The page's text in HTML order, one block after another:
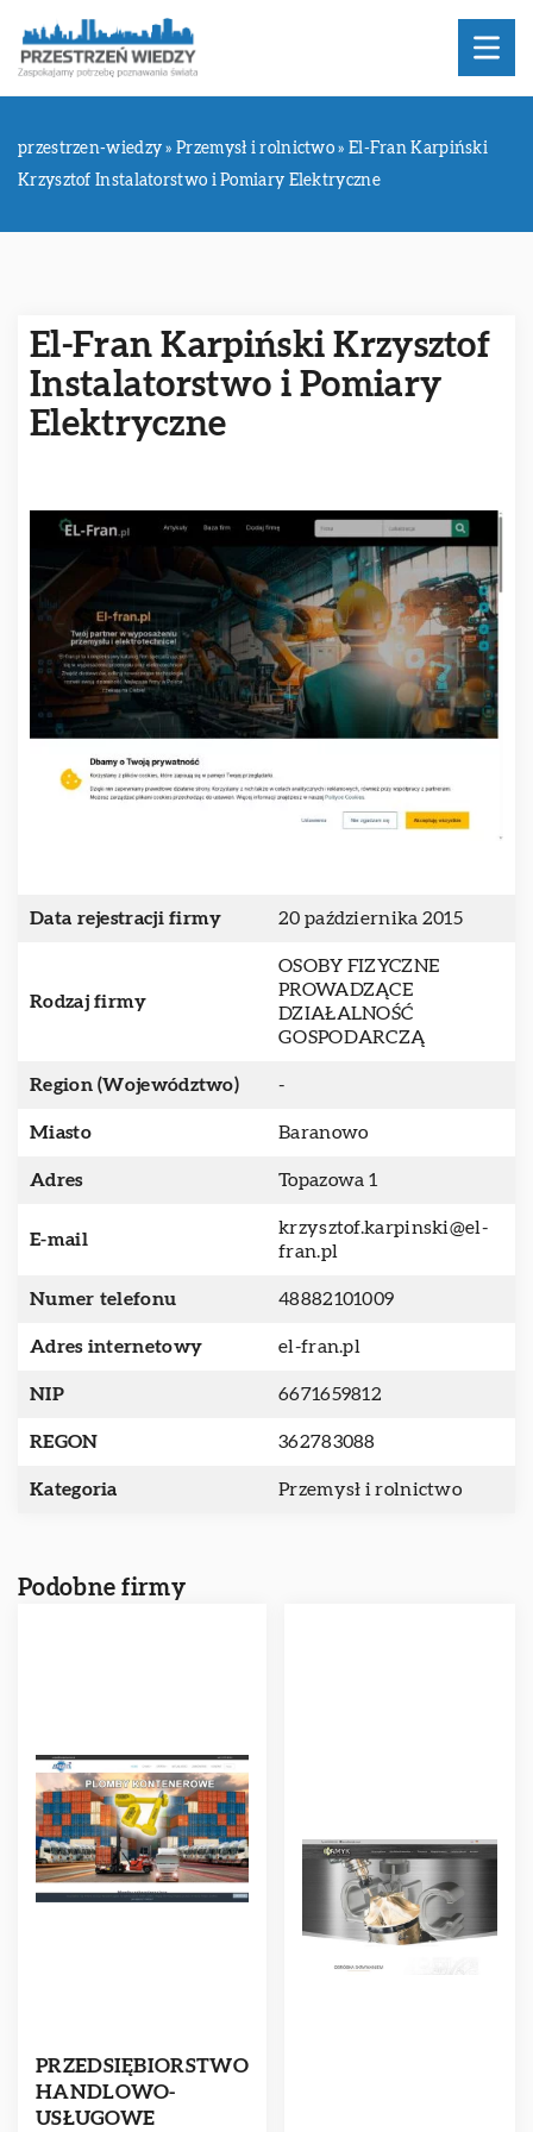
przestrzen-wiedzy »Przemysł i rolnictwo » El-Fran Karpiński
Krzysztof Instalatorstwo i Pomiary Elektryczne
El-Fran Karpiński Krzysztof
Instalatorstwo i Pomiary
Elektryczne
Data rejestracji firmy 20 października 2015
Rodzaj firmy
OSOBY FIZYCZNE
PROWADZĄCE
DZIAŁALNOŚĆ
GOSPODARCZĄ
Region (Województwo) -
Miasto Baranowo
Adres Topazowa 1
E-mail
krzysztof.karpinski@el-
fran.pl
Numer telefonu 48882101009
Adres internetowy el-fran.pl
NIP 6671659812
REGON 362783088
Kategoria Przemysł i rolnictwo
Podobne firmy
PRZEDSIĘBIORSTWO
HANDLOWO-
USŁUGOWE